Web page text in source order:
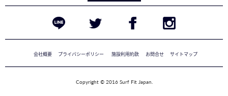
会社概要 プライバシーポリシー 施設利用約款 お問合せ サイトマップ
Copyright © 2016 Surf Fit Japan.